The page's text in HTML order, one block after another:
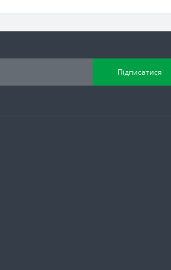
Підписатися